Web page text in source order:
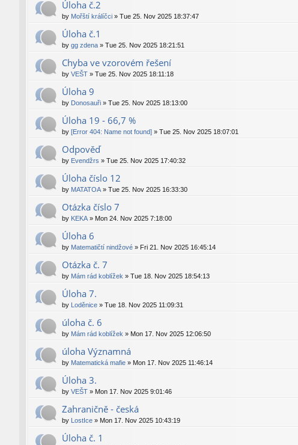
Úloha č.2
by Mořští králíčci » Tue 25. Nov 2025 18:37:47
Úloha č.1
by gg zdena » Tue 25. Nov 2025 18:21:51
Chyba ve vzorovém řešení
by VEŠT » Tue 25. Nov 2025 18:11:18
Úloha 9
by Donosauři » Tue 25. Nov 2025 18:13:00
Úloha 19 - 66,7 %
by [Error 404: Name not found] » Tue 25. Nov 2025 18:07:01
Odpověď
by Evendžrs » Tue 25. Nov 2025 17:40:32
Úloha číslo 12
by MATATOA » Tue 25. Nov 2025 16:33:30
Otázka číslo 7
by KEKA » Mon 24. Nov 2025 7:18:00
Úloha 6
by Matematičtí nindžové » Fri 21. Nov 2025 16:45:14
Otázka č. 7
by Mám rád koblížek » Tue 18. Nov 2025 18:54:13
Úloha 7.
by Loděnice » Tue 18. Nov 2025 11:09:31
úloha č. 6
by Mám rád koblížek » Mon 17. Nov 2025 12:06:50
úloha Významná
by Matematická mafie » Mon 17. Nov 2025 11:46:14
Úloha 3.
by VEŠT » Mon 17. Nov 2025 9:01:46
Zahraničně - česká
by LostIce » Mon 17. Nov 2025 10:43:19
Úloha č. 1